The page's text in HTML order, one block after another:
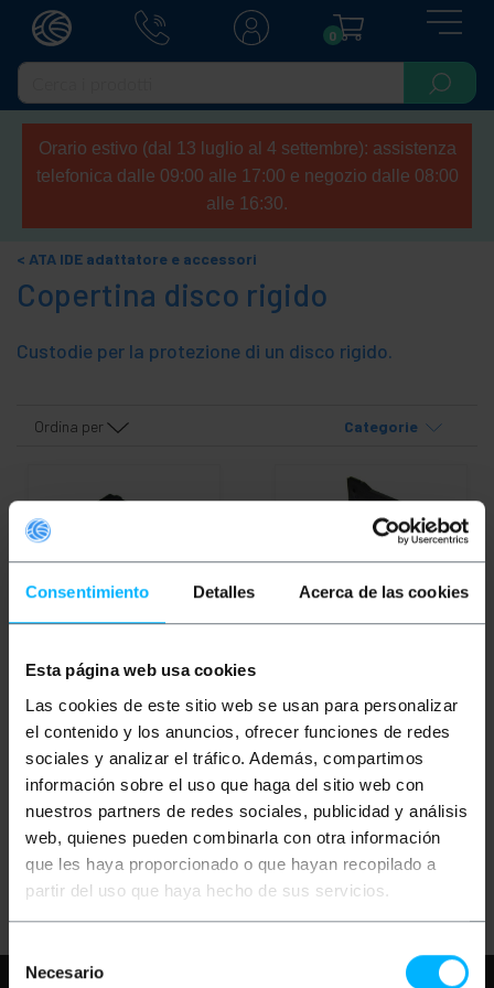
Consentimiento Detalles Acerca de las cookies
Esta página web usa cookies
Las cookies de este sitio web se usan para personalizar
el contenido y los anuncios, ofrecer funciones de redes
sociales y analizar el tráfico. Además, compartimos
información sobre el uso que haga del sitio web con
nuestros partners de redes sociales, publicidad y análisis
web, quienes pueden combinarla con otra información
que les haya proporcionado o que hayan recopilado a
partir del uso que haya hecho de sus servicios.
Necesario
0
Orario estivo (dal 13 luglio al 4 settembre): assistenza
telefonica dalle 09:00 alle 17:00 e negozio dalle 08:00
alle 16:30.
ATA IDE adattatore e accessori
Copertina disco rigido
Custodie per la protezione di un disco rigido.
Ordina per Categorie
OUTLET65%
silicone per HDD 2.5"
PVP
1,98€
0,69€
0,69 IVA inc.
PVD
1,69€
0,59€
Consegna immediata
REF:
CD062
Quantità
dischi da 3,5" impilabili
PVP
1,32€
0,59€
IVA inc.
PVD
1,17€
0,53€
Consegna immediata
Quantità